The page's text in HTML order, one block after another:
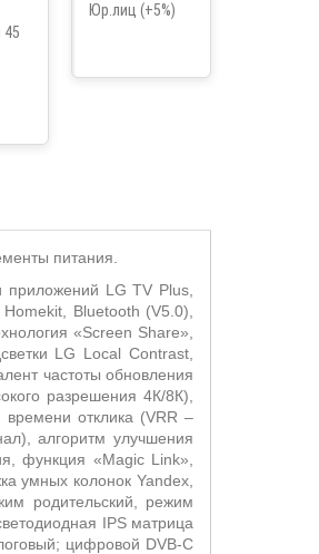
45
Юр.лиц (+5%)
питания.
приложений LG TV Plus
Homekit, Bluetooth (V5.0),
«Screen Share»,
LG Local Contrast
частоты обновления
разрешения 4К/8К),
отклика (VRR –
алгоритм улучшения
функция «Magic Link»,
умных колонокYandex
родительский, режим
IPSматрица
цифровой DVB-C